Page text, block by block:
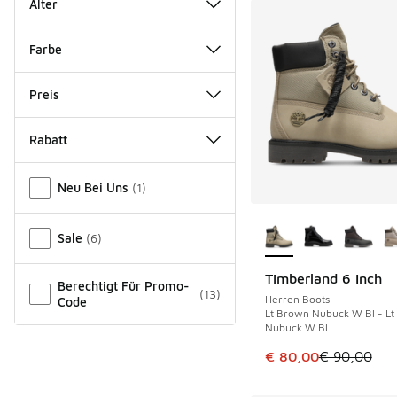
Alter
Farbe
Preis
Rabatt
Neu Bei Uns (1)
Sale (6)
Berechtigt Für Promo-
Code
(13)
Timberland 6 Inch
Herren Boots
Lt Brown Nubuck W Bl -
Nubuck W Bl
Dieser Artikel ist im
€ 80,00€ 90,00
SPARE 10 €